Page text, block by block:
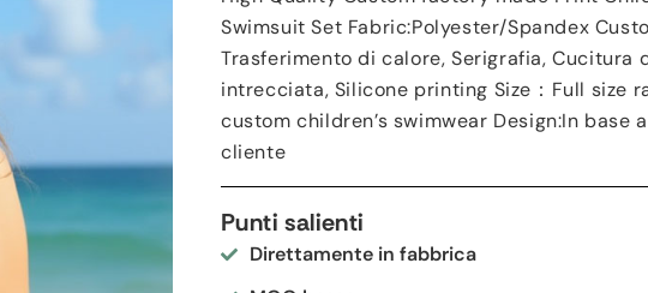
Swimsuit Set Fabric:Polyester/Spandex
Trasferimento di calore, Serigrafia, Cucitura
intrecciata, Silicone printing Size ： Full size
custom children’s swimwear Design:In base
cliente
Punti salienti
Direttamente in fabbrica